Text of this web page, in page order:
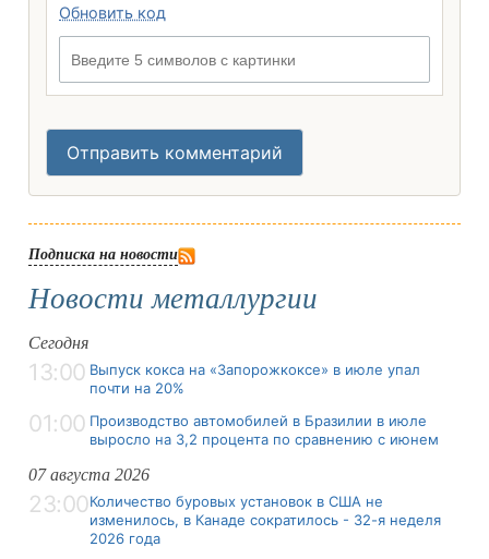
Обновить код
Отправить комментарий
Подписка на новости
Новости металлургии
Сегодня
13:00 Выпуск кокса на «Запорожкоксе» в июле упал
почти на 20%
01:00 Производство автомобилей в Бразилии в июле
выросло на 3,2 процента по сравнению с июнем
07 августа 2026
23:00Количество буровых установок в США не
изменилось, в Канаде сократилось - 32-я неделя
2026 года